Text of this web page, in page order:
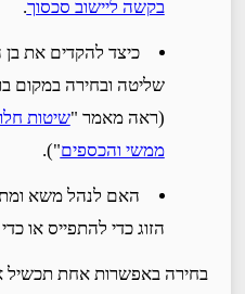
בקשה ליישוב סכסוך.
כיצד להקדים את בן
שליטה ובחירה במקום בו
(ראה מאמר " שיטות
ממשי והכספים").
האם לנהל משא
הזוג כדי להתפייס או
בחירה באפשרות אחת תכשיל